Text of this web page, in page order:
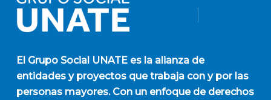
El Grupo Social UNATEes la alianza de
entidades y proyectos que trabaja con y por las
personas mayores. Con un enfoque de derechos